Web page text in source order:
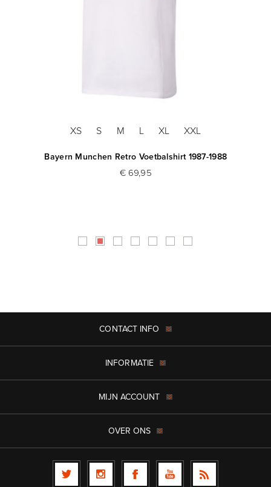
XS S M L XL XXL
Bayern Munchen Retro Voetbalshirt 1987-1988
€ 69,95
CONTACT INFO
INFORMATIE
MIJN ACCOUNT
OVER ONS